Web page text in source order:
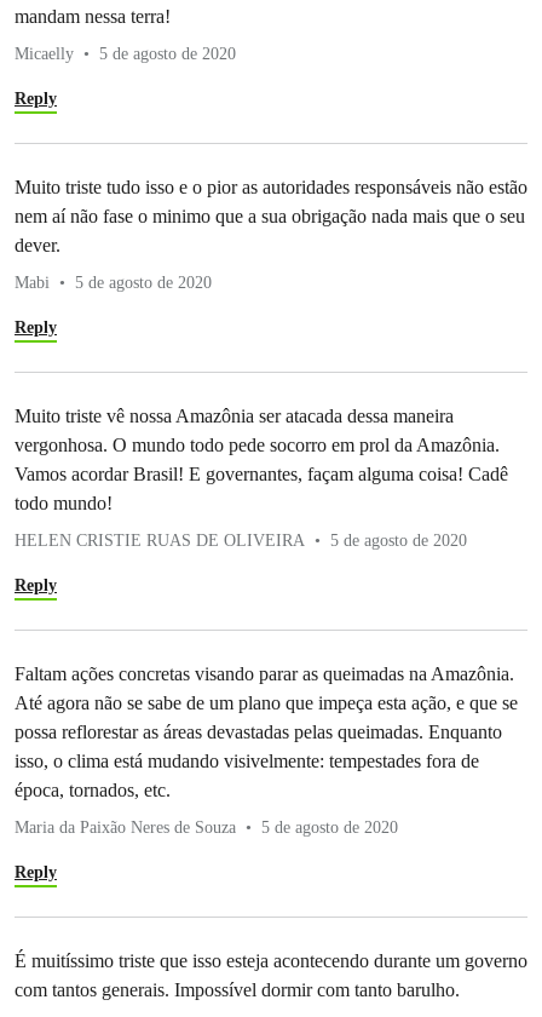
mandam nessa terra!
Micaelly 5 de agosto de 2020
Reply
Muito triste tudo isso e o pior as autoridades responsáveis não estão
nem aí não fase o minimo que a sua obrigação nada mais que o seu
dever.
Mabi 5 de agosto de 2020
Reply
Muito triste vê nossa Amazônia ser atacada dessa maneira
vergonhosa. O mundo todo pede socorro em prol da Amazônia.
Vamos acordar Brasil! E governantes, façam alguma coisa! Cadê
todo mundo!
HELEN CRISTIE RUAS DE OLIVEIRA 5 de agosto de 2020
Reply
Faltam ações concretas visando parar as queimadas na Amazônia.
Até agora não se sabe de um plano que impeça esta ação, e que se
possa reflorestar as áreas devastadas pelas queimadas. Enquanto
isso, o clima está mudando visivelmente: tempestades fora de
época, tornados, etc.
Maria da Paixão Neres de Souza 5 de agosto de 2020
Reply
É muitíssimo triste que isso esteja acontecendo durante um governo
com tantos generais. Impossível dormir com tanto barulho.